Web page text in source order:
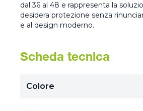
dal 36 al 48 e rappresenta la
desidera protezione senza
e al design moderno.
Scheda tecnica
Colore